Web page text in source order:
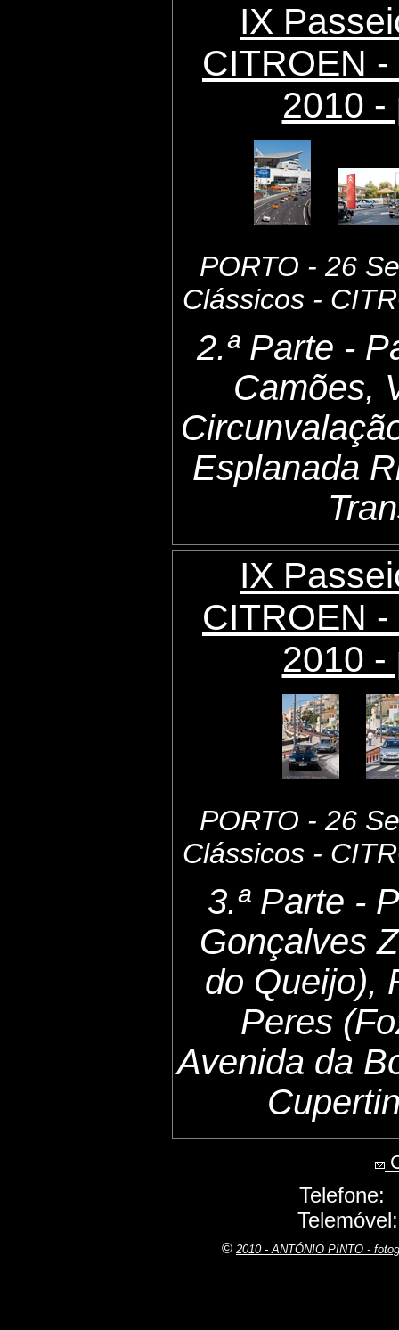
IX
CITROEN
2010 -
PORTO - 26
Clássicos -
2.ª Parte -
Camões,
Esplanada
IX
CITROEN
2010 -
PORTO - 26
Clássicos -
3.ª Parte -
Gonçalves
do Queijo),
Peres
Avenida da
Telefone:
© 2010 - ANTÓNIO PINTO -